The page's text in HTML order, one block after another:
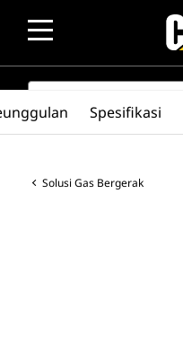
SEARCH
Solusi Gas Bergerak
Spesifikasi